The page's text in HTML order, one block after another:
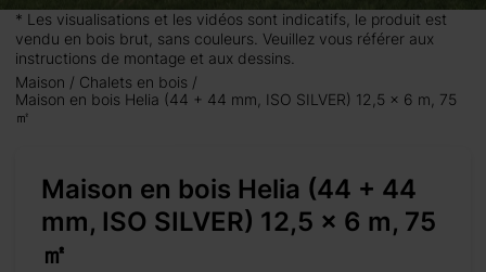
* Les visualisations et les vidéos sont indicatifs, le produit est
vendu en bois brut, sans couleurs. Veuillez vous référer aux
instructions de montage et aux dessins.
Maison
Chalets en bois
Maison en bois Helia (44 + 44 mm, ISO SILVER) 12,5 x 6 m, 75
㎡
Maison en bois Helia (44 + 44
mm, ISO SILVER) 12,5 x 6 m, 75
㎡
spacieuse où